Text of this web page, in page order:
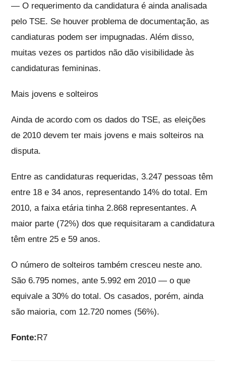
— O requerimento da candidatura é ainda analisada
pelo TSE. Se houver problema de documentação, as
candiaturas podem ser impugnadas. Além disso,
muitas vezes os partidos não dão visibilidade às
candidaturas femininas.
Mais jovens e solteiros
Ainda de acordo com os dados do TSE, as eleições
de 2010 devem ter mais jovens e mais solteiros na
disputa.
Entre as candidaturas requeridas, 3.247 pessoas têm
entre 18 e 34 anos, representando 14% do total. Em
2010, a faixa etária tinha 2.868 representantes. A
maior parte (72%) dos que requisitaram a candidatura
têm entre 25 e 59 anos.
O número de solteiros também cresceu neste ano.
São 6.795 nomes, ante 5.992 em 2010 — o que
equivale a 30% do total. Os casados, porém, ainda
são maioria, com 12.720 nomes (56%).
Fonte:R7